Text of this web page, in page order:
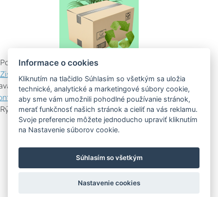
Pomáhame ostatným
Zistiť viac
spoluprácu
nás
Rýchly kontakt
Zákaznícky servis Vyznesenie tovaru
Informace o cookies
Kliknutím na tlačidlo Súhlasím so všetkým sa uložia
technické, analytické a marketingové súbory cookie,
aby sme vám umožnili pohodlné používanie stránok,
merať funkčnosť našich stránok a cieliť na vás reklamu.
Svoje preferencie môžete jednoducho upraviť kliknutím
na Nastavenie súborov cookie.
Súhlasím so všetkým
Nastavenie cookies